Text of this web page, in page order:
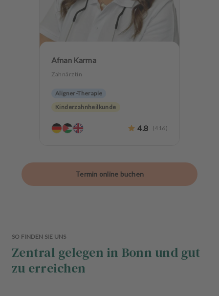
Afnan Karma
Zahnärztin
Aligner-Therapie
Kinderzahnheilkunde
Ästhetische Zahnheilkunde
Alterszahnheilkunde
Zahnerhaltung
4.8 (416)
Termin online buchen
SO FINDEN SIE UNS
Zentral gelegen in Bonn und gut
zu erreichen